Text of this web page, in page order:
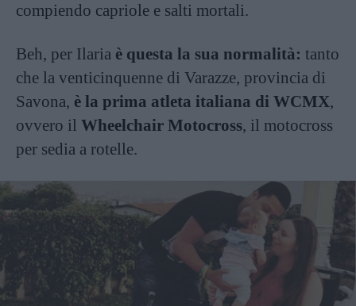
compiendo capriole e salti mortali.
Beh, per Ilaria è questa la sua normalità: tanto
che la venticinquenne di Varazze, provincia di
Savona, è la prima atleta italiana di WCMX,
ovvero il Wheelchair Motocross, il motocross
per sedia a rotelle.